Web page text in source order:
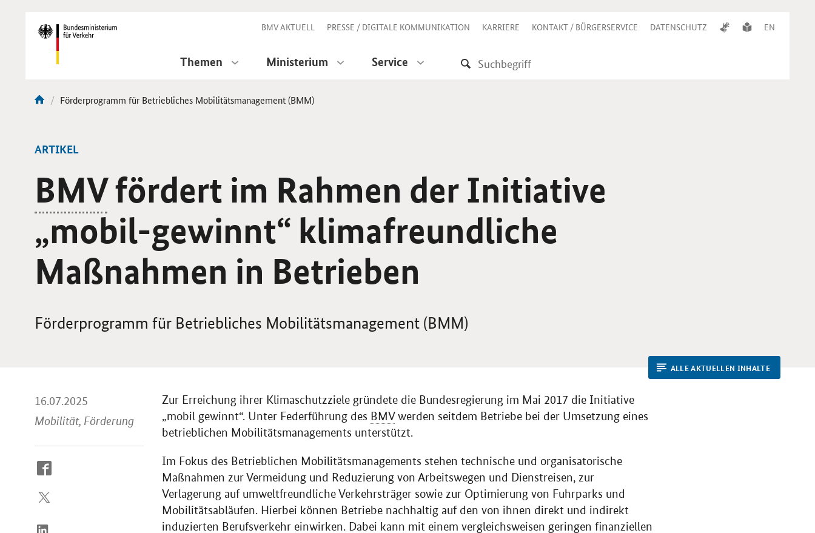
Navigation BMV AKTUELL PRESSE / DIGITALE KOMMUNIKATION KARRIERE KONTAKT / BÜRGERSERVICE DATENSCHUTZ EN
Themen Ministerium Service
Aktuelle
Förderprogramm für Betriebliches Mobilitätsmanagement (BMM)
ARTIKEL
BMVfördert im Rahmen der Initiative
„mobil-gewinnt“ klimafreundliche
Maßnahmen in Betrieben
Förderprogramm für Betriebliches Mobilitätsmanagement (BMM)
ALLE AKTUELLEN INHALTE
16.07.2025
Mobilität, Förderung
So
Sie
Zur Erreichung ihrer Klimaschutzziele gründete die Bundesregierung im Mai 2017 die Initiative
„mobil gewinnt“. Unter Federführung des BMVwerden seitdem Betriebe bei der Umsetzung eines
betrieblichen Mobilitätsmanagements unterstützt.
Im Fokus des Betrieblichen Mobilitätsmanagements stehen technische und organisatorische
Maßnahmen zur Vermeidung und Reduzierung von Arbeitswegen und Dienstreisen, zur
Verlagerung auf umweltfreundliche Verkehrsträger sowie zur Optimierung von Fuhrparks und
Mobilitätsabläufen. Hierbei können Betriebe nachhaltig auf den von ihnen direkt und indirekt
induzierten Berufsverkehr einwirken. Dabei kann mit einem vergleichsweisen geringen finanziellen